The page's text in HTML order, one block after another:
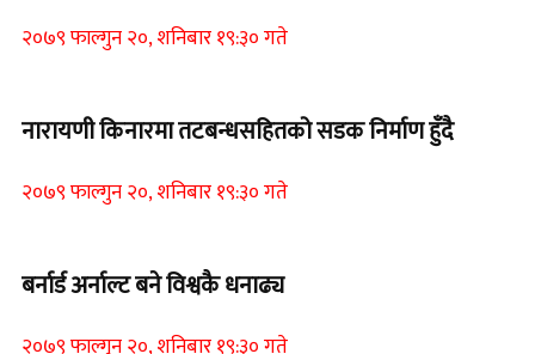
२०७९ फाल्गुन २०, शनिबार १९:३० गते
नारायणी किनारमा तटबन्धसहितको सडक निर्माण हुँदै
२०७९ फाल्गुन २०, शनिबार १९:३० गते
बर्नार्ड अर्नाल्ट बने विश्वकै धनाढ्य
२०७९ फाल्गुन २०, शनिबार १९:३० गते